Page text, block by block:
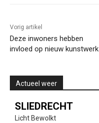
Vorig artikel
Deze inwoners hebben
invloed op nieuw kunstwerk
Actueel weer
SLIEDRECHT
Licht Bewolkt